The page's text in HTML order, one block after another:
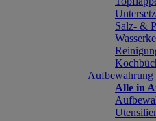
Salz- &
Aufbewahrung
Alle in